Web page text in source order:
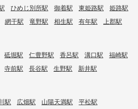
ひめじ別所駅 御着駅 東姫路駅
姫路駅
網干駅 竜野駅 相生駅 有年駅 上郡駅
砥堀駅 仁豊野駅 香呂駅 溝口駅
福崎駅
寺前駅 長谷駅 生野駅 新井駅
駅 広畑駅 山陽天満駅
平松駅